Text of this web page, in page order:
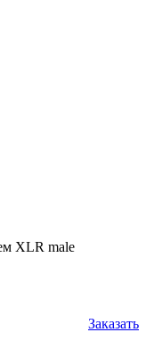
XLR male
Заказать